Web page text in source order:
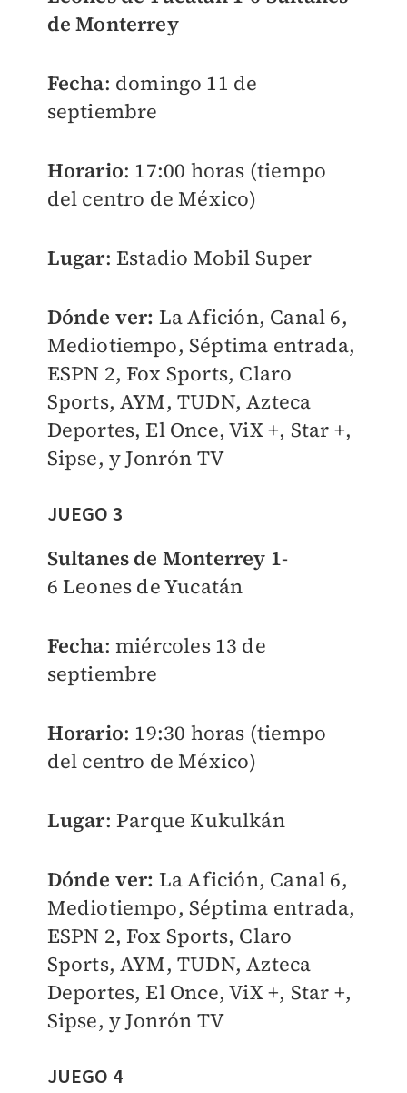
de Monterrey
Fecha: domingo 11 de
septiembre
Horario: 17:00 horas (tiempo
del centro de México)
Lugar: Estadio Mobil Super
Dónde ver: La Afición, Canal 6,
Mediotiempo, Séptima entrada,
ESPN 2, Fox Sports, Claro
Sports, AYM, TUDN, Azteca
Deportes, El Once, ViX +, Star +,
Sipse, y Jonrón TV
JUEGO 3
Sultanes de Monterrey 1-
6 Leones de Yucatán
Fecha: miércoles 13 de
septiembre
Horario: 19:30 horas (tiempo
del centro de México)
Lugar: Parque Kukulkán
Dónde ver: La Afición, Canal 6,
Mediotiempo, Séptima entrada,
ESPN 2, Fox Sports, Claro
Sports, AYM, TUDN, Azteca
Deportes, El Once, ViX +, Star +,
Sipse, y Jonrón TV
JUEGO 4